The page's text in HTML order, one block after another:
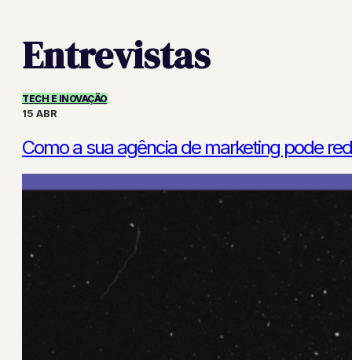
Entrevistas
TECH E INOVAÇÃO
15 ABR
Como a sua agência de marketing pode